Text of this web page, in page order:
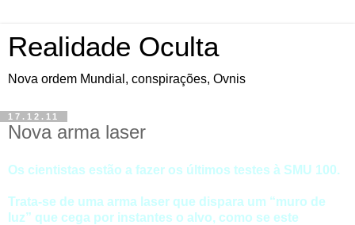
Realidade Oculta
Nova ordem Mundial, conspirações, Ovnis
17.12.11
Nova arma laser
Os cientistas estão a fazer os últimos testes à SMU 100.
Trata-se de uma arma laser que dispara um “muro de
luz” que cega por instantes o alvo, como se este